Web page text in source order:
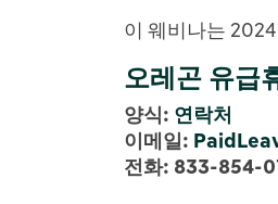
이 웨비나는
오레곤 유급
양식: 연락처
이메일:
전화: 833-854-